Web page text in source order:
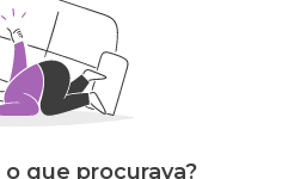
que procurava?